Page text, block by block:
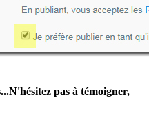
pas à témoigner,